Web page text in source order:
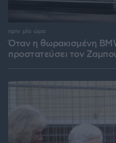
Όταν η θωρακισμένη
προστατεύσει τον
πριν μία ώρα